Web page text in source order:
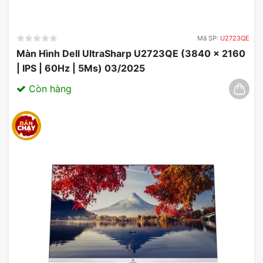
Mã SP: U2723QE
Màn Hình Dell UltraSharp U2723QE (3840 x 2160
| IPS | 60Hz | 5Ms) 03/2025
Còn hàng